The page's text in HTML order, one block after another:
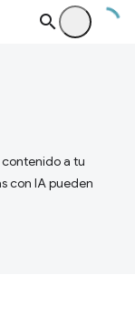
a tu
con IA pueden